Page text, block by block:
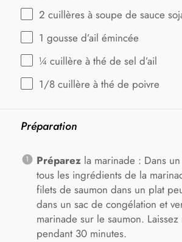
2 cuillères à soupe de sauce
1 gousse d’ail émincée
¼ cuillère à thé de sel d’ail
1/8 cuillère à thé de poivre
Préparation
Préparezla marinade : Dans
tous les ingrédients de la
filets de saumon dans un plat
dans un sac de congélation et
marinade sur le saumon.
pendant 30 minutes.